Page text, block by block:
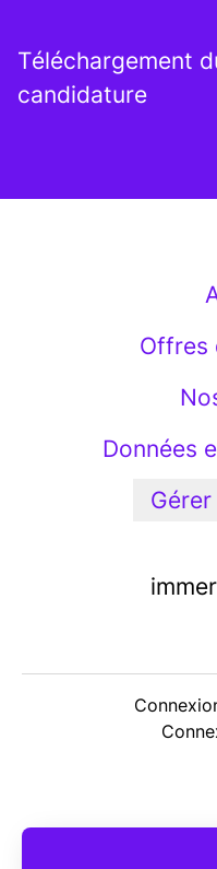
Téléchargement
candidature
Offres
Données